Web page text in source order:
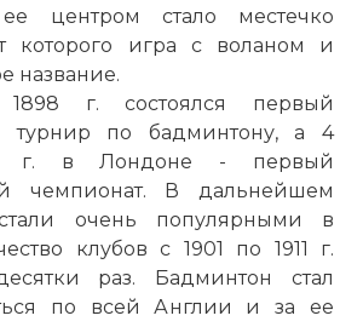
центром стало местечко
которого игра с воланом и
название.
г. состоялся первый
турнир по бадминтону, а 4
г. в Лондоне - первый
чемпионат. В дальнейшем
очень популярными в
клубов с 1901 по 1911 г.
раз. Бадминтон стал
по всей Англии и за ее